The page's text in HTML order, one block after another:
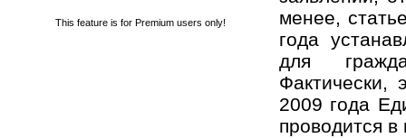
This feature is for Premium users only!
менее,
года
для
Фактически,
2009 года
проводится в